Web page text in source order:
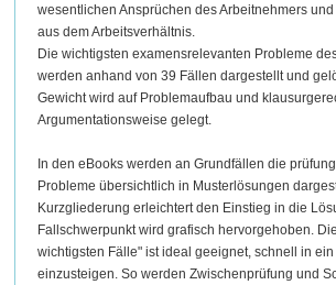
wesentlichen Ansprüchen des Arbeitnehmers
aus dem Arbeitsverhältnis.
Die wichtigsten examensrelevanten Probleme
werden anhand von 39 Fällen dargestellt und
Gewicht wird auf Problemaufbau und
Argumentationsweise gelegt.
In den eBooks werden an Grundfällen die
Probleme übersichtlich in Musterlösungen
Kurzgliederung erleichtert den Einstieg in die
Fallschwerpunkt wird grafisch hervorgehoben.
wichtigsten Fälle" ist ideal geeignet, schnell in
einzusteigen. So werden Zwischenprüfung und